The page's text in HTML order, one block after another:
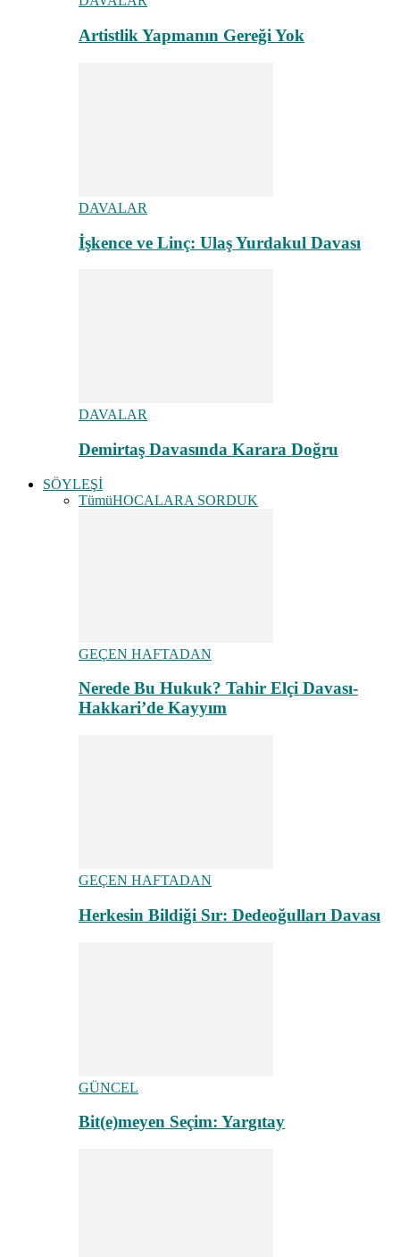
Artistlik Yapmanın Gereği Yok
DAVALAR
İşkence ve Linç: Ulaş Yurdakul Davası
DAVALAR
Demirtaş Davasında Karara Doğru
SÖYLEŞİ
TümüHOCALARA SORDUK
GEÇEN HAFTADAN
Nerede Bu Hukuk? Tahir Elçi Davası-
Hakkari’de Kayyım
GEÇEN HAFTADAN
Herkesin Bildiği Sır: Dedeoğulları Davası
GÜNCEL
Bit(e)meyen Seçim: Yargıtay